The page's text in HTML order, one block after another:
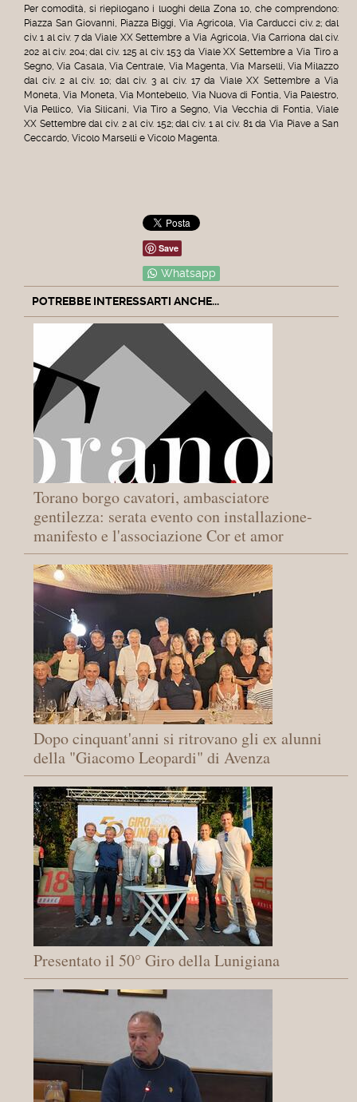
Per comodità, si riepilogano i luoghi della Zona 10, che comprendono:
Piazza San Giovanni, Piazza Biggi, Via Agricola, Via Carducci civ. 2; dal
civ. 1 al civ. 7 da Viale XX Settembre a Via Agricola, Via Carriona dal civ.
202 al civ. 204; dal civ. 125 al civ. 153 da Viale XX Settembre a Via Tiro a
Segno, Via Casala, Via Centrale, Via Magenta, Via Marselli, Via Milazzo
dal civ. 2 al civ. 10; dal civ. 3 al civ. 17 da Viale XX Settembre a Via
Moneta, Via Moneta, Via Montebello, Via Nuova di Fontia, Via Palestro,
Via Pellico, Via Silicani, Via Tiro a Segno, Via Vecchia di Fontia, Viale
XX Settembre dal civ. 2 al civ. 152; dal civ. 1 al civ. 81 da Via Piave a San
Ceccardo, Vicolo Marselli e Vicolo Magenta.
Save
Whatsapp
POTREBBE INTERESSARTI ANCHE...
Torano borgo cavatori, ambasciatore
gentilezza: serata evento con installazione-
manifesto e l'associazione Cor et amor
Dopo cinquant'anni si ritrovano gli ex alunni
della "Giacomo Leopardi" di Avenza
Presentato il 50° Giro della Lunigiana